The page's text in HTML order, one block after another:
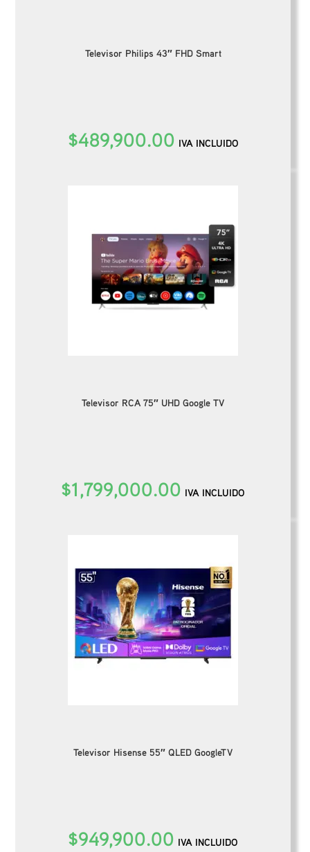
Televisor Philips 43″ FHD Smart
$489,900.00 IVA INCLUIDO
Televisor RCA 75″ UHD Google TV
$1,799,000.00 IVA INCLUIDO
Televisor Hisense 55″ QLED GoogleTV
$949,900.00 IVA INCLUIDO